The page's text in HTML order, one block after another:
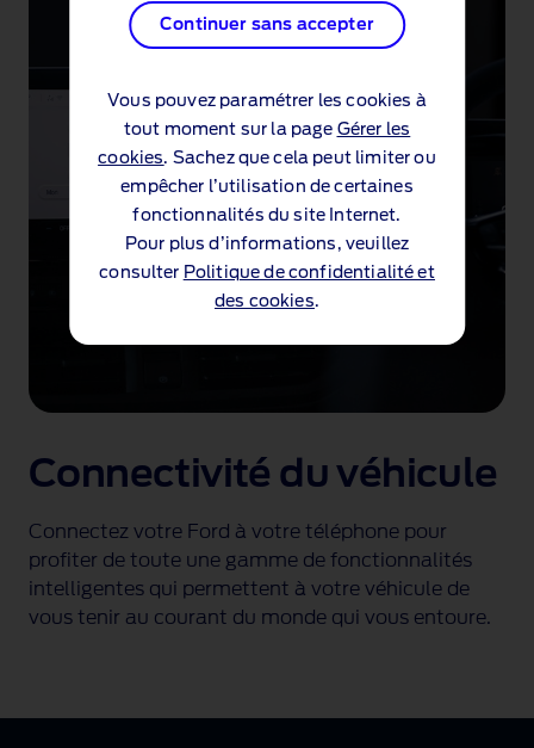
Connectivité du véhicule
Connectez votre Ford à votre téléphone pour
profiter de toute une gamme de fonctionnalités
intelligentes qui permettent à votre véhicule de
vous tenir au courant du monde qui vous entoure.
Continuer sans accepter
Vous pouvez paramétrer les cookies à
tout moment sur la page Gérer les
cookies. Sachez que cela peut limiter ou
empêcher l’utilisation de certaines
fonctionnalités du site Internet.
Pour plus d’informations, veuillez
consulter Politique de confidentialité et
des cookies.